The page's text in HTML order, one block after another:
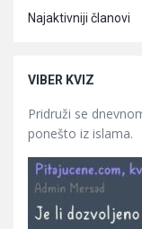
Najaktivniji članovi
VIBER KVIZ
Pridruži se
ponešto iz islama.